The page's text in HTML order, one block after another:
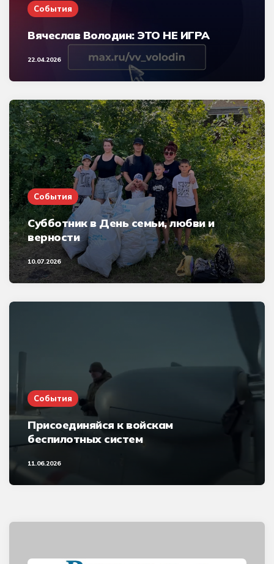
События
Вячеслав Володин: ЭТО НЕ ИГРА
22.04.2026
События
Субботник в День семьи, любви и
верности
10.07.2026
События
Присоединяйся к войскам
беспилотных систем
11.06.2026